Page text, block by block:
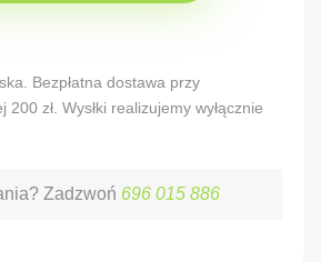
Bezpłatna dostawa przy
zł. Wysłki realizujemy wyłącznie
Zadzwoń 696 015 886